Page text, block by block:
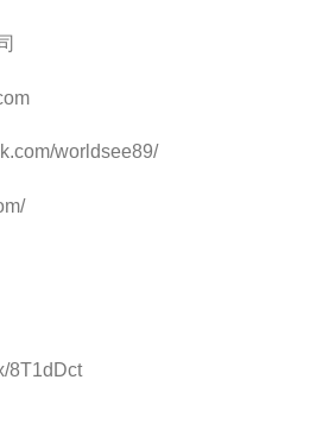
worldsee89/
8T1dDct